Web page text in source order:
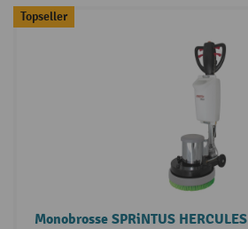
Topseller
Monobrosse SPRiNTUS HERCULES